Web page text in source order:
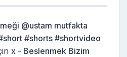
@ustam mutfakta
#shorts #shortvideo
x - Beslenmek Bizim